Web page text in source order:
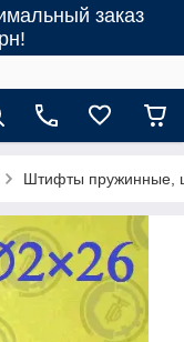
заказ
Штифты пружинные,